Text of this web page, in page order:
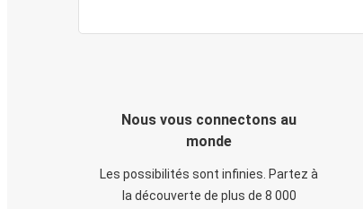
Nous vous connectons au
monde
Les possibilités sont infinies. Partez à
la découverte de plus de 8 000